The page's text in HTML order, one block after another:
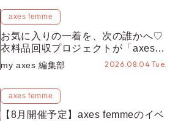
axes femme
お気に入りの一着を、次の誰かへ♡
衣料品回収プロジェクトが「axes
LOOP」にアップデート！活用する
とポイントが手に入る◎
my axes 編集部 2026.08.04 Tue.
axes femme
【8月開催予定】axes femmeのイベ